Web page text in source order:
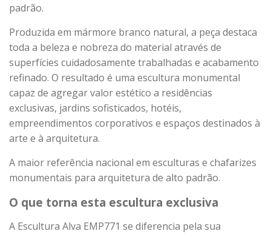
padrão.
Produzida em mármore branco natural, a peça destaca
toda a beleza e nobreza do material através de
superfícies cuidadosamente trabalhadas e acabamento
refinado. O resultado é uma escultura monumental
capaz de agregar valor estético a residências
exclusivas, jardins sofisticados, hotéis,
empreendimentos corporativos e espaços destinados à
arte e à arquitetura.
A maior referência nacional em esculturas e chafarizes
monumentais para arquitetura de alto padrão.
O que torna esta escultura exclusiva
A Escultura Alva EMP771 se diferencia pela sua